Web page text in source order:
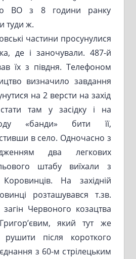
ВО з 8 години ранку
туди ж.
частини просунулися
де і заночували. 487-й
їх з півдня. Телефоном
визначило завдання
на 2 версти на захід
там у засідку і на
«банди» бити її,
в село. Одночасно з
два легкових
штабу виїхали з
На західній
розташувався т.зв.
Червоного козацтва
який тут же
після короткого
з 60-м стрілецьким